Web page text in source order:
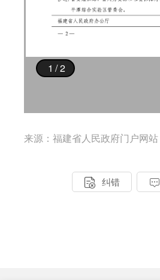
来源：福建省人民政府门户网站
 纠错 